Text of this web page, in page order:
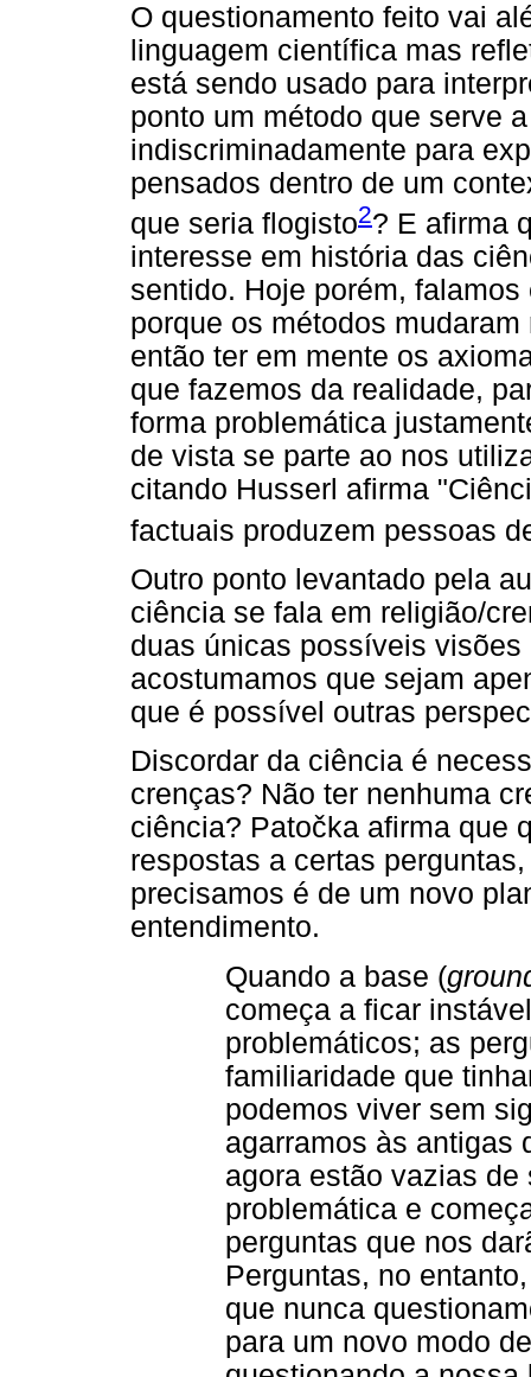
O questionamento feito vai
linguagem científica mas
está sendo usado para
ponto um método que serve
indiscriminadamente para
pensados dentro de um
que seria flogisto2? E afirma
interesse em história das
sentido. Hoje porém,
porque os métodos
então ter em mente os
que fazemos da realidade,
forma problemática
de vista se parte ao nos
citando Husserl afirma
factuais produzem pessoas
Outro ponto levantado pela
ciência se fala em religião/
duas únicas possíveis
acostumamos que sejam
que é possível outras
Discordar da ciência é
crenças? Não ter nenhuma
ciência? Patočka afirma que
respostas a certas
precisamos é de um novo
entendimento.
Quando a base (
começa a ficar
problemáticos; as
familiaridade que
podemos viver sem
agarramos às antigas
agora estão vazias
problemática e
perguntas que nos
Perguntas, no
que nunca
para um novo modo